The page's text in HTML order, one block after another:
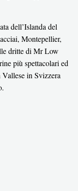
dell’Islanda del
Montepellier,
dritte di Mr Low
più spettacolari ed
in Svizzera